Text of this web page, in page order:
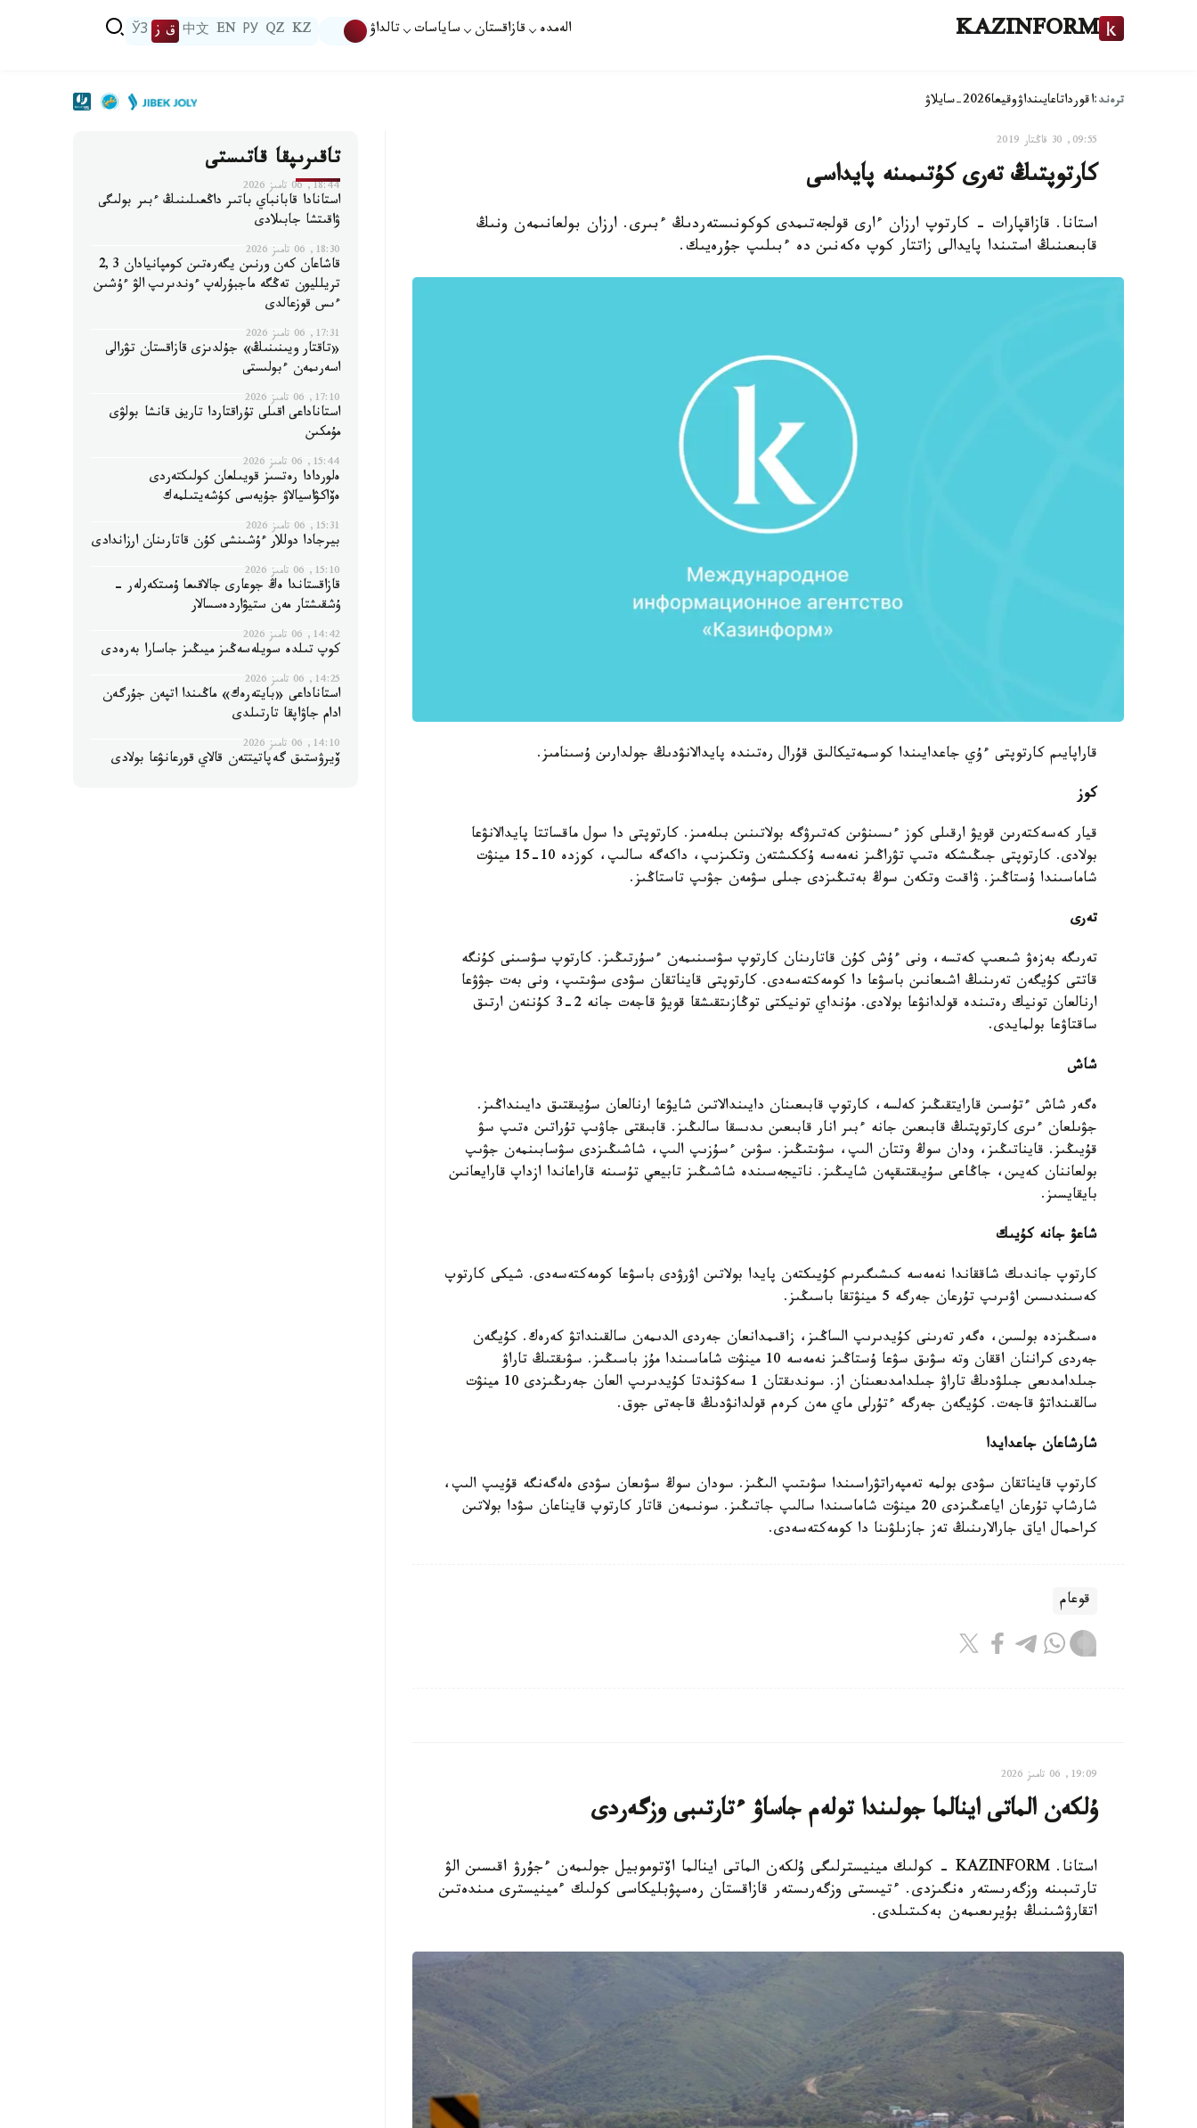
KAZINFORM الەمدە قازاقستان ساياسات تالداۋ KZ
QZ
РУ
EN
中文 ق ز ЎЗ
ترەند:اقورداتاعايىنداۋوقيعا2026-سايلاۋ
09:55, 30 قاڭتار 2019
كارتوپتىڭ تەرى كۇتىمىنە پايداسى
استانا. قازاقپارات - كارتوپ ارزان ءارى قولجەتىمدى كوكونىستەردىڭ ءبىرى. ارزان بولعانىمەن ونىڭ
قابىعىنىڭ استىندا پايدالى زاتتار كوپ ەكەنىن دە ءبىلىپ جۇرەيىك.
قاراپايىم كارتوپتى ءۇي جاعدايىندا كوسمەتيكالىق قۇرال رەتىندە پايدالانۋدىڭ جولدارىن ۇسىنامىز.
كوز
قيار كەسەكتەرىن قويۋ ارقىلى كوز ءىسىنۋىن كەتىرۋگە بولاتىنىن بىلەمىز. كارتوپتى دا سول ماقساتتا پايدالانۋعا
بولادى. كارتوپتى جىڭىشكە ەتىپ تۋراڭىز نەمەسە ۇككىشتەن وتكىزىپ، داكەگە سالىپ، كوزدە 10-15 مينۋت
شاماسىندا ۇستاڭىز. ۋاقىت وتكەن سوڭ بەتىڭىزدى جىلى سۋمەن جۋىپ تاستاڭىز.
تەرى
تەرىگە بەزەۋ شىعىپ كەتسە، ونى ءۇش كۇن قاتارىنان كارتوپ سۋسىنىمەن ءسۇرتىڭىز. كارتوپ سۋسىنى كۇنگە
قاتتى كۇيگەن تەرىنىڭ اشىعانىن باسۋعا دا كومەكتەسەدى. كارتوپتى قايناتقان سۋدى سۋىتىپ، ونى بەت جۋۋعا
ارنالعان تونيك رەتىندە قولدانۋعا بولادى. مۇنداي تونيكتى توڭازىتقىشقا قويۋ قاجەت جانە 2-3 كۇننەن ارتىق
ساقتاۋعا بولمايدى.
شاش
ەگەر شاش ءتۇسىن قارايتقىڭىز كەلسە، كارتوپ قابىعىنان دايىندالاتىن شايۋعا ارنالعان سۇيىقتىق دايىنداڭىز.
جۋىلعان ءىرى كارتوپتىڭ قابىعىن جانە ءبىر انار قابىعىن ىدىسقا سالىڭىز. قابىقتى جاۋىپ تۇراتىن ەتىپ سۋ
قۇيىڭىز. قايناتىڭىز، ودان سوڭ وتتان الىپ، سۋىتىڭىز. سۋىن ءسۇزىپ الىپ، شاشىڭىزدى سۋسابىنمەن جۋىپ
بولعاننان كەيىن، جاڭاعى سۇيىقتىقپەن شايىڭىز. ناتيجەسىندە شاشىڭىز تابيعي تۇسىنە قاراعاندا ازداپ قارايعانىن
بايقايسىز.
شاعۋ جانە كۇيىك
كارتوپ جاندىك شاققاندا نەمەسە كىشىگىرىم كۇيىكتەن پايدا بولاتىن اۋرۋدى باسۋعا كومەكتەسەدى. شيكى كارتوپ
كەسىندىسىن اۋىرىپ تۇرعان جەرگە 5 مينۋتقا باسىڭىز.
ەسىڭىزدە بولسىن، ەگەر تەرىنى كۇيدىرىپ الساڭىز، زاقىمدانعان جەردى الدىمەن سالقىنداتۋ كەرەك. كۇيگەن
جەردى كراننان اققان وتە سۋىق سۋعا ۇستاڭىز نەمەسە 10 مينۋت شاماسىندا مۇز باسىڭىز. سۋىقتىڭ تاراۋ
جىلدامدىعى جىلۋدىڭ تاراۋ جىلدامدىعىنان از. سوندىقتان 1 سەكۋندتا كۇيدىرىپ العان جەرىڭىزدى 10 مينۋت
سالقىنداتۋ قاجەت. كۇيگەن جەرگە ءتۇرلى ماي مەن كرەم قولدانۋدىڭ قاجەتى جوق.
شارشاعان جاعدايدا
كارتوپ قايناتقان سۋدى بولمە تەمپەراتۋراسىندا سۋىتىپ الىڭىز. سودان سوڭ سۋىعان سۋدى ەلەگەنگە قۇيىپ الىپ،
شارشاپ تۇرعان اياعىڭىزدى 20 مينۋت شاماسىندا سالىپ جاتىڭىز. سونىمەن قاتار كارتوپ قايناعان سۋدا بولاتىن
كراحمال اياق جارالارىنىڭ تەز جازىلۋىنا دا كومەكتەسەدى.
قوعام
19:09, 06 تامىز 2026
ۇلكەن الماتى اينالما جولىندا تولەم جاساۋ ءتارتىبى وزگەردى
استانا. KAZINFORM - كولىك مينيسترلىگى ۇلكەن الماتى اينالما اۆتوموبيل جولىمەن ءجۇرۋ اقىسىن الۋ
تارتىبىنە وزگەرىستەر ەنگىزدى. ءتيىستى وزگەرىستەر قازاقستان رەسپۋبليكاسى كولىك ءمينيسترى مىندەتىن
اتقارۋشىنىڭ بۇيرىعىمەن بەكىتىلدى.
تاقىرىپقا قاتىستى
18:44, 06 تامىز 2026
استانادا قابانباي باتىر داڭعىلىنىڭ ءبىر بولىگى
ۋاقىتشا جابىلادى
18:30, 06 تامىز 2026
قاشاعان كەن ورنىن يگەرەتىن كومپانيادان 2,3
تريلليون تەڭگە ماجبۇرلەپ ءوندىرىپ الۋ ءۇشىن
ءىس قوزعالدى
17:31, 06 تامىز 2026
«تاقتار ويىنىنىڭ» جۇلدىزى قازاقستان تۋرالى
اسەرىمەن ءبولىستى
17:10, 06 تامىز 2026
استاناداعى اقىلى تۇراقتاردا تاريف قانشا بولۋى
مۇمكىن
15:44, 06 تامىز 2026
ەلوردادا رەتسىز قويىلعان كولىكتەردى
ەۆاكۋاسيالاۋ جۇيەسى كۇشەيتىلمەك
15:31, 06 تامىز 2026
بيرجادا دوللار ءۇشىنشى كۇن قاتارىنان ارزاندادى
15:10, 06 تامىز 2026
قازاقستاندا ەڭ جوعارى جالاقىعا ۇمىتكەرلەر -
ۇشقىشتار مەن ستيۋاردەسسالار
14:42, 06 تامىز 2026
كوپ تىلدە سويلەسەڭىز ميىڭىز جاسارا بەرەدى
14:25, 06 تامىز 2026
استاناداعى «بايتەرەك» ماڭىندا اتپەن جۇرگەن
ادام جاۋاپقا تارتىلدى
14:10, 06 تامىز 2026
ۆيرۋستىق گەپاتيتتەن قالاي قورعانۋعا بولادى